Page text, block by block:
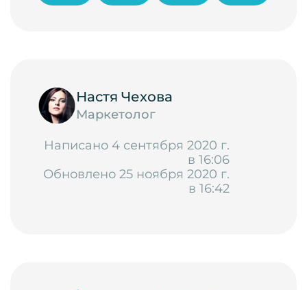
Настя Чехова
Маркетолог
Написано 4 сентября 2020 г.
в 16:06
Обновлено 25 ноября 2020 г.
в 16:42